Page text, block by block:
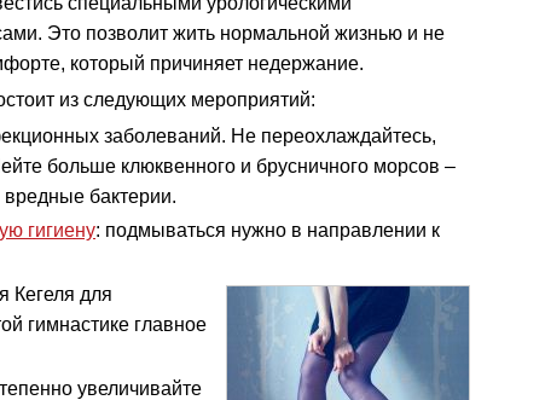
Это позволит жить нормальной жизнью и не
который причиняет недержание.
из следующих мероприятий:
заболеваний. Не переохлаждайтесь,
больше клюквенного и брусничного морсов –
бактерии.
гигиену: подмываться нужно в направлении к
Кегеля для
гимнастике главное
увеличивайте